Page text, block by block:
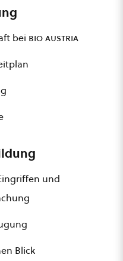
bei bio austria
und
Blick